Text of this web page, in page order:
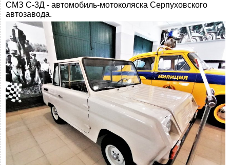
СМЗ С-3Д - автомобиль-мотоколяска Серпуховского
автозавода.